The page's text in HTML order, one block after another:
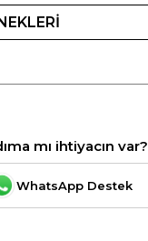
mı ihtiyacın var?
WhatsApp Destek